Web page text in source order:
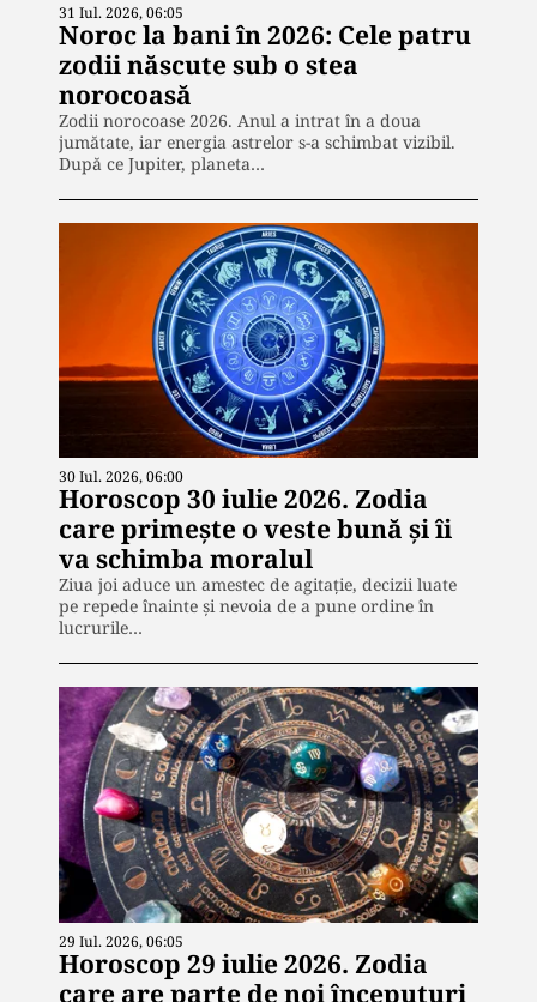
31 Iul. 2026, 06:05
Noroc la bani în 2026: Cele patru
zodii născute sub o stea
norocoasă
Zodii norocoase 2026. Anul a intrat în a doua
jumătate, iar energia astrelor s-a schimbat vizibil.
După ce Jupiter, planeta…
30 Iul. 2026, 06:00
Horoscop 30 iulie 2026. Zodia
care primește o veste bună și îi
va schimba moralul
Ziua joi aduce un amestec de agitație, decizii luate
pe repede înainte și nevoia de a pune ordine în
lucrurile…
29 Iul. 2026, 06:05
Horoscop 29 iulie 2026. Zodia
care are parte de noi începuturi